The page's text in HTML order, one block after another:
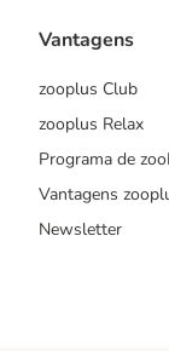
Vantagens
zooplus Club
zooplus Relax
Programa de
Vantagens
Newsletter